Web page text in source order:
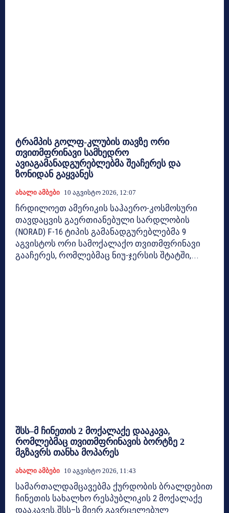
ტრამპის გოლფ-კლუბის თავზე ორი
თვითმფრინავი სამხედრო
ავიაგამანადგურებლებმა შეაჩერეს და
ზონიდან გაყვანეს
Ახალი Ამბები 10 Აგვისტო 2026, 12:07
ჩრდილოეთ ამერიკის საჰაერო-კოსმოსური
თავდაცვის გაერთიანებული სარდლობის
(NORAD) F-16 ტიპის გამანადგურებლებმა 9
აგვისტოს ორი სამოქალაქო თვითმფრინავი
გააჩერეს, რომლებმაც ნიუ-ჯერსის შტატში,...
შსს–მ ჩინეთის 2 მოქალაქე დააკავა,
რომლებმაც თვითმფრინავის ბორტზე 2
მგზავრს თანხა მოპარეს
Ახალი Ამბები 10 Აგვისტო 2026, 11:43
სამართალდამცავებმა ქურდობის ბრალდებით
ჩინეთის სახალხო რესპუბლიკის 2 მოქალაქე
დააკავეს.შსს–ს მიერ გავრცელებულ